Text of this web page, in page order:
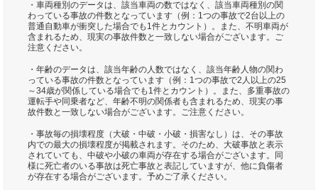
・車両種別のデータは、該当車両の数ではなく、該当車両種別の関
わっている事故の件数となっています（例：1つの事故で2台以上の
普通自動車が衝突した場合でも1件とカウント）。また、不明車両が
含まれるため、現実の事故件数と一致しない場合がございます。ご
注意ください。
・年齢のデータは、該当年齢の人数ではなく、該当年齢人物の関わ
っている事故の件数となっています（例：1つの事故で2人以上の25
～34歳が関係している場合でも1件とカウント）。また、多重事故の
運転手や同乗者など、年齢不明の関係者も含まれるため、現実の事
故件数と一致しない場合がございます。ご注意ください。
・事故毎の損壊程度（大破・中破・小破・損害なし）は、その事故
内での最大の損壊程度が掲載されます。そのため、大破事故と表示
されていても、中破や小破の車両が存在する場合がございます。同
様に死亡者のいる事故は死亡事故と表記していますが、他に負傷者
が存在する場合がございます。予めご了承ください。